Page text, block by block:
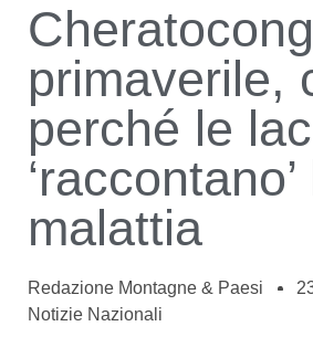
primaverile,
perché le
‘raccontano’
malattia
Redazione Montagne & Paesi
Notizie Nazionali